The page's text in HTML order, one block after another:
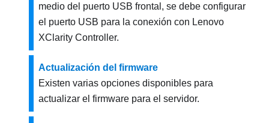
medio del puerto USB frontal, se debe configurar
el puerto USB para la conexión con Lenovo
XClarity Controller.
Actualización del firmware
Existen varias opciones disponibles para
actualizar el firmware para el servidor.